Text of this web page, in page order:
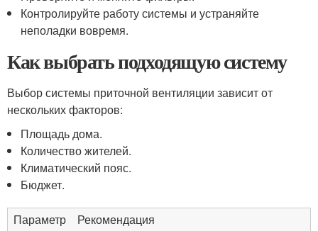
Контролируйте работу системы и устраняйте
неполадки вовремя.
Как выбрать подходящую систему
Выбор системы приточной вентиляции зависит от
нескольких факторов:
Площадь дома.
Количество жителей.
Климатический пояс.
Бюджет.
Параметр Рекомендация